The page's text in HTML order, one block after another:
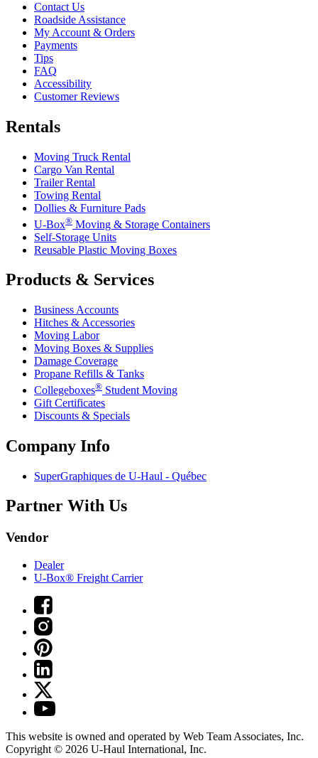
Contact Us
Roadside Assistance
My Account & Orders
Payments
Tips
FAQ
Accessibility
Customer Reviews
Rentals
Moving Truck Rental
Cargo Van Rental
Trailer Rental
Towing Rental
Dollies & Furniture Pads
U-Box® Moving & Storage Containers
Self-Storage Units
Reusable Plastic Moving Boxes
Products & Services
Business Accounts
Hitches & Accessories
Moving Labor
Moving Boxes & Supplies
Damage Coverage
Propane Refills & Tanks
Collegeboxes® Student Moving
Gift Certificates
Discounts & Specials
Company Info
SuperGraphiques de U-Haul - Québec
Partner With Us
Vendor
Dealer
U-Box® Freight Carrier
This website is owned and operated by Web Team Associates, Inc.
Copyright © 2026 U-Haul International, Inc.